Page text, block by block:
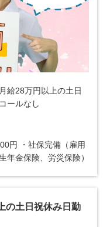
給28万円以上の土日
ールなし
円 ・社保完備（雇用
年金保険、労災保険）
の土日祝休み日勤